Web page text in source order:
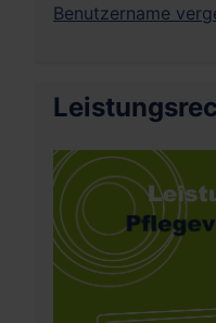
Benutzername